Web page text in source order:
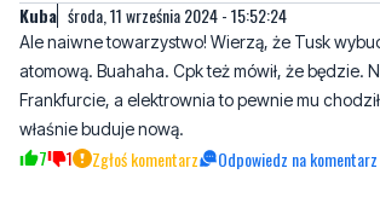
Frankfurcie, a elektrownia to pewnie mu
właśnie buduje nową.
7 1 Zgłoś komentarz Odpowiedz na komentarz
AIek środa, 11 września 2024 - 21:46:09
Prawda. Ty naiwny wierzyłeś, że PiS ci